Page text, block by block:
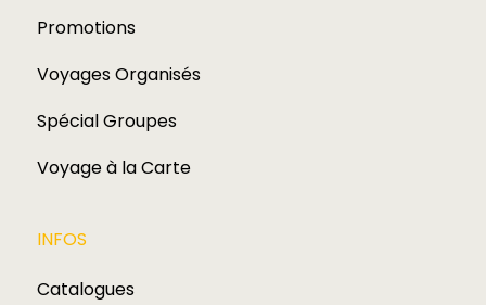
Promotions
Voyages Organisés
Spécial Groupes
Voyage à la Carte
INFOS
Catalogues